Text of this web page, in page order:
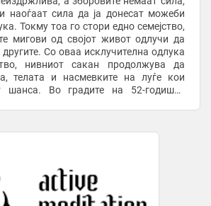
наоѓаат сила да ја донесат можеби
Токму тоа го стори едно семејство,
мигови од својот живот одлучи да
Со оваа исклучителна одлука
нивниот сакан продолжува да
телата и насмевките на луѓе кои
шанса. Во градите на 52-годишен